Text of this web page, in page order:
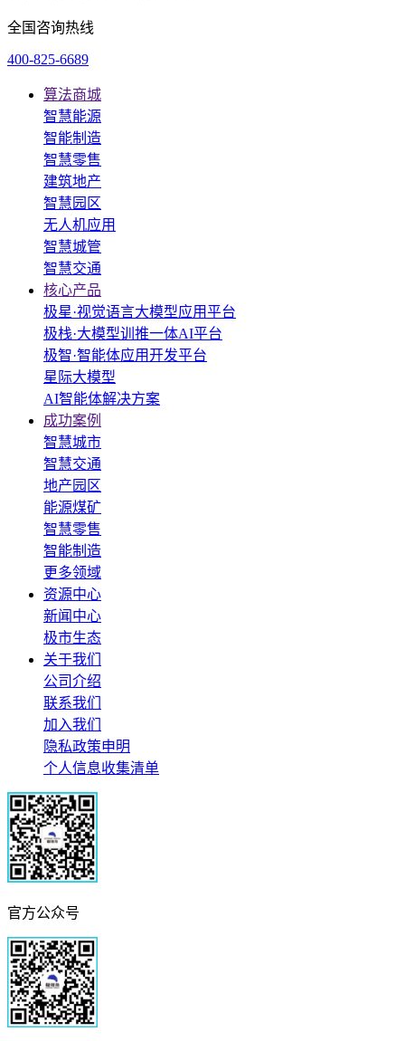
全国咨询热线
400-825-6689
算法商城
智慧能源
智能制造
智慧零售
建筑地产
智慧园区
无人机应用
智慧城管
智慧交通
核心产品
极星·视觉语言大模型应用平台
极栈·大模型训推一体AI平台
极智·智能体应用开发平台
星际大模型
AI智能体解决方案
成功案例
智慧城市
智慧交通
地产园区
能源煤矿
智慧零售
智能制造
更多领域
资源中心
新闻中心
极市生态
关于我们
公司介绍
联系我们
加入我们
隐私政策申明
个人信息收集清单
官方公众号